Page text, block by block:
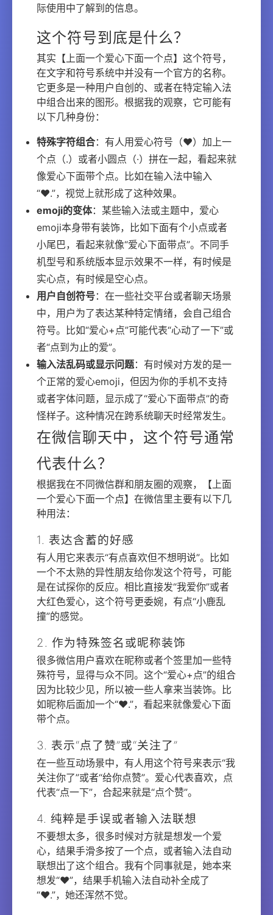
际使用中了解到的信息。
这个符号到底是什么？
其实【上面一个爱心下面一个点】这个符号，
在文字和符号系统中并没有一个官方的名称。
它更多是一种用户自创的、或者在特定输入法
中组合出来的图形。根据我的观察，它可能有
以下几种身份：
特殊字符组合：有人用爱心符号（❤）加上一
个点（.）或者小圆点（·）拼在一起，看起来就
像爱心下面带个点。比如在输入法中输入
“❤.”，视觉上就形成了这种效果。
emoji的变体：某些输入法或主题中，爱心
emoji本身带有装饰，比如下面有个小点或者
小尾巴，看起来就像“爱心下面带点”。不同手
机型号和系统版本显示效果不一样，有时候是
实心点，有时候是空心点。
用户自创符号：在一些社交平台或者聊天场景
中，用户为了表达某种特定情绪，会自己组合
符号。比如“爱心+点”可能代表“心动了一下”或
者“点到为止的爱”。
输入法乱码或显示问题：有时候对方发的是一
个正常的爱心emoji，但因为你的手机不支持
或者字体问题，显示成了“爱心下面带点”的奇
怪样子。这种情况在跨系统聊天时经常发生。
在微信聊天中，这个符号通常
代表什么？
根据我在不同微信群和朋友圈的观察，【上面
一个爱心下面一个点】在微信里主要有以下几
种用法：
1. 表达含蓄的好感
有人用它来表示“有点喜欢但不想明说”。比如
一个不太熟的异性朋友给你发这个符号，可能
是在试探你的反应。相比直接发“我爱你”或者
大红色爱心，这个符号更委婉，有点“小鹿乱
撞”的感觉。
2. 作为特殊签名或昵称装饰
很多微信用户喜欢在昵称或者个签里加一些特
殊符号，显得与众不同。这个“爱心+点”的组合
因为比较少见，所以被一些人拿来当装饰。比
如昵称后面加一个“❤.”，看起来就像爱心下面
带个点。
3. 表示“点了赞”或“关注了”
在一些互动场景中，有人用这个符号来表示“我
关注你了”或者“给你点赞”。爱心代表喜欢，点
代表“点一下”，合起来就是“点个赞”。
4. 纯粹是手误或者输入法联想
不要想太多，很多时候对方就是想发一个爱
心，结果手滑多按了一个点，或者输入法自动
联想出了这个组合。我有个同事就是，她本来
想发“❤️”，结果手机输入法自动补全成了
“❤.”，她还浑然不觉。